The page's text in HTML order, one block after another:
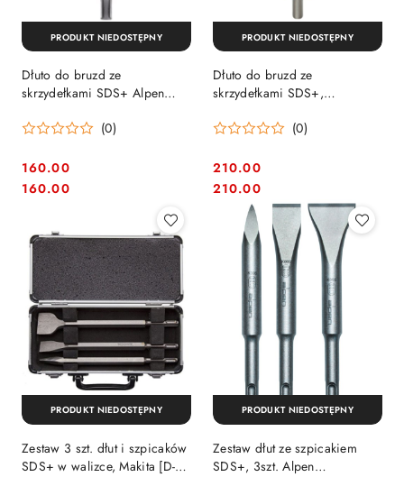
Dłuto do bruzd ze
skrzydełkami SDS+ Alpen
(0)
Cena:
160.00
Cena:
160.00
PRODUKT NIEDOSTĘPNY
Dłuto do bruzd ze
skrzydełkami SDS+,
QZ]
(0)
Cena:
210.00
Cena:
210.00
PRODUKT NIEDOSTĘPNY
Zestaw 3 szt. dłut i szpicaków
SDS+ w walizce, Makita [D-
PRODUKT NIEDOSTĘPNY
Zestaw dłut ze szpicakiem
SDS+, 3szt. Alpen
PRODUKT NIEDOSTĘPNY